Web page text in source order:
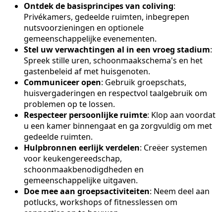
Ontdek de basisprincipes van coliving:
Privékamers, gedeelde ruimten, inbegrepen
nutsvoorzieningen en optionele
gemeenschappelijke evenementen.
Stel uw verwachtingen al in een vroeg stadium:
Spreek stille uren, schoonmaakschema's en het
gastenbeleid af met huisgenoten.
Communiceer open: Gebruik groepschats,
huisvergaderingen en respectvol taalgebruik om
problemen op te lossen.
Respecteer persoonlijke ruimte: Klop aan voordat
u een kamer binnengaat en ga zorgvuldig om met
gedeelde ruimten.
Hulpbronnen eerlijk verdelen: Creëer systemen
voor keukengereedschap,
schoonmaakbenodigdheden en
gemeenschappelijke uitgaven.
Doe mee aan groepsactiviteiten: Neem deel aan
potlucks, workshops of fitnesslessen om